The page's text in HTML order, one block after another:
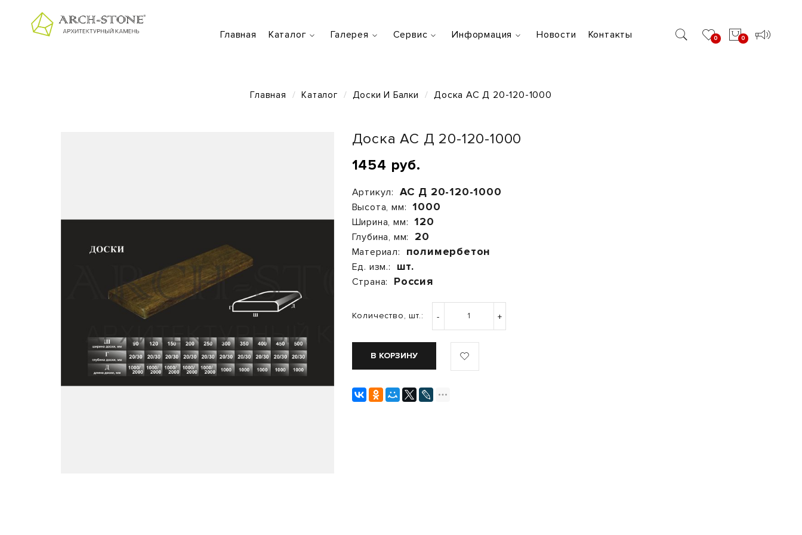
Главная Каталог Галерея Сервис Информация Новости Контакты 0 0
Главная Каталог Доски И Балки Доска АС Д 20-120-1000
Доска АС Д 20-120-1000
1454 руб.
Артикул: АС Д 20-120-1000
Высота, мм: 1000
Ширина, мм: 120
Глубина, мм: 20
Материал: полимербетон
Ед. изм.: шт.
Страна: Россия
Количество, шт.: - +
В КОРЗИНУ